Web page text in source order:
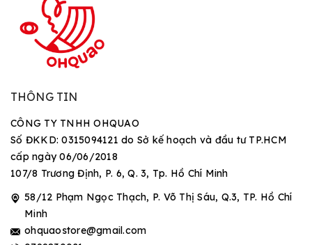
THÔNG TIN
CÔNG TY TNHH OHQUAO
Số ĐKKD: 0315094121 do Sở kế hoạch và đầu tư TP.HCM
cấp ngày 06/06/2018
107/8 Trương Định, P. 6, Q. 3, Tp. Hồ Chí Minh
58/12 Phạm Ngọc Thạch, P. Võ Thị Sáu, Q.3, TP. Hồ Chí
Minh
ohquaostore@gmail.com